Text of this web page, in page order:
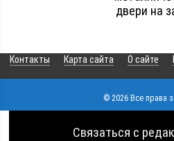
двери на
Контакты Карта сайта О сайте
© 2026 Все права
Связаться с